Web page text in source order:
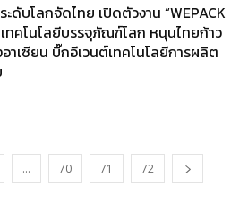
ะดับโลกจัดไทย เปิดตัวงาน “WEPACK
ทคโนโลยีบรรจุภัณฑ์โลก หนุนไทยก้าว
าเซียน บิ๊กอีเวนต์เทคโนโลยีการผลิต
… 70 71 72